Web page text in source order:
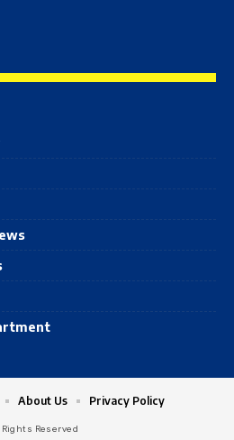
Reserved
About Us Privacy Policy